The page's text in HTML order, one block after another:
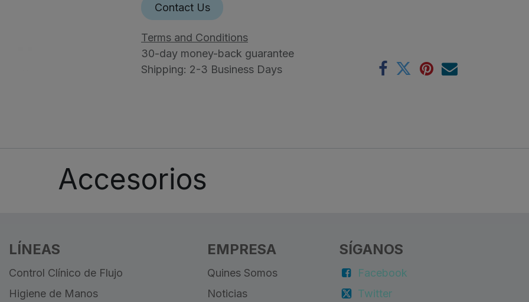
Contact Us
Terms and Conditions
30-day money-back guarantee
Shipping: 2-3 Business Days
Accesorios
LÍNEAS
Control Clínico de Flujo
Higiene de Manos
EMPRESA
Quines Somos
Noticias
SÍGANOS
Facebook
Twitter